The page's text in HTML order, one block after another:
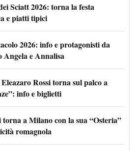
Sciatt 2026: torna la festa
e piatti tipici
2026: info e protagonisti da
e Annalisa
Rossi torna sul palco a
info e biglietti
torna a Milano con la sua “Osteria”
romagnola